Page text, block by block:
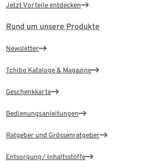
Jetzt Vorteile entdecken
Rund um unsere Produkte
Newsletter
Tchibo Kataloge & Magazine
Geschenkkarte
Bedienungsanleitungen
Ratgeber und Grössenratgeber
Entsorgung/ Inhaltsstoffe